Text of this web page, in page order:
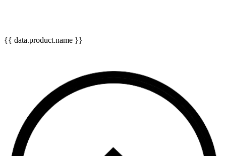
{{ data.product.name }}